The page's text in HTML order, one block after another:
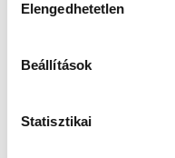
Elengedhetetlen
Beállítások
Statisztikai
Valami
Holdba
Rendhagyó
reggel. Magyar
a Hold